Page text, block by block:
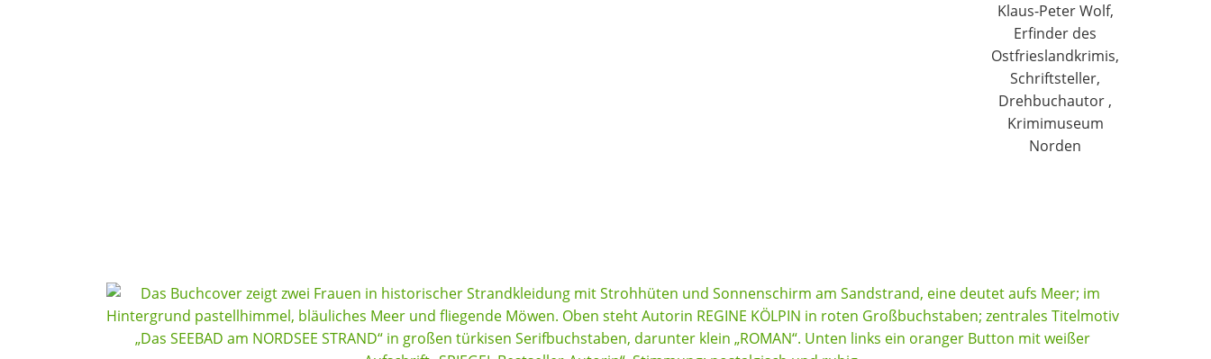
Klaus-Peter Wolf,
Erfinder des
Ostfrieslandkrimis,
Schriftsteller,
Drehbuchautor ,
Krimimuseum
Norden